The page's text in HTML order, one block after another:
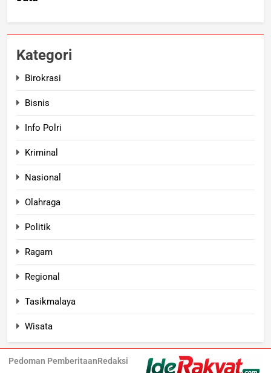
Kategori
Birokrasi
Bisnis
Info Polri
Kriminal
Nasional
Olahraga
Politik
Ragam
Regional
Tasikmalaya
Wisata
Pedoman PemberitaanRedaksi